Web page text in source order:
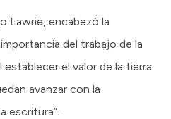
Lawrie, encabezó la
del trabajo de la
el valor de la tierra
avanzar con la
escritura”.